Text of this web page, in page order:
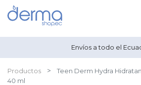
Envíos a todo el
Productos
Teen Derm Hydra
40 ml